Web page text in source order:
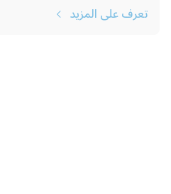
تعرف على المزيد